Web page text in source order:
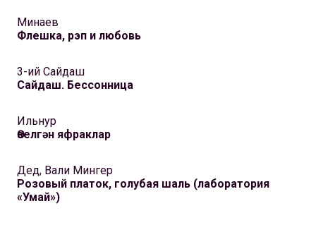
Минаев
Флешка, рэп и любовь
3-ий Сайдаш
Сайдаш. Бессонница
Ильнур
Өзелгән яфраклар
Дед, Вали Мингер
Розовый платок, голубая шаль (лаборатория
«Умай»)